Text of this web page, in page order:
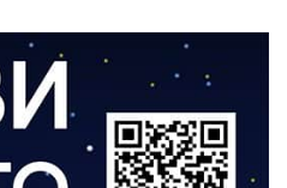
народов»